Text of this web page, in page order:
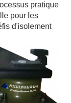
pratique
pour les
d'isolement